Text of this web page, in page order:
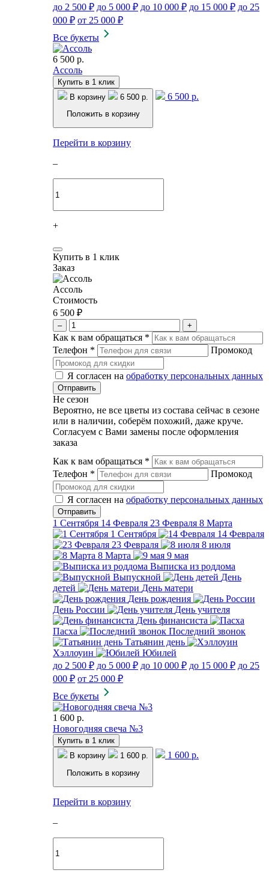
до 2 500 ₽ до 5 000 ₽ до 10 000 ₽ до 15 000 ₽ до 25
000 ₽ от 25 000 ₽
Все букеты
6 500 р.
Ассоль
Купить в 1 клик
В корзину
6 500 р.
Положить в корзину
6 500 р.
Перейти в корзину
–
+
Купить в 1 клик
Заказ
Ассоль
Стоимость
6 500 ₽
– +
Как к вам обращаться *
Телефон * Промокод
Я согласен на обработку персональных данных
Не сезон
Вероятно, не все цветы из состава сейчас в сезоне
или в наличии, соберём похожий, даже круче.
Согласуем с Вами замены после оформления
заказа
Как к вам обращаться *
Телефон * Промокод
Я согласен на обработку персональных данных
1 Сентября 14 Февраля 23 Февраля 8 Марта
1 Сентября
14 Февраля
23 Февраля
8 июля
8 Марта
9 мая
Выписка из роддома
Выпускной
День
детей
День матери
День рождения
День России
День учителя
День финансиста
Пасха
Последний звонок
Татьянин день
Хэллоуин
Юбилей
до 2 500 ₽ до 5 000 ₽ до 10 000 ₽ до 15 000 ₽ до 25
000 ₽ от 25 000 ₽
Все букеты
1 600 р.
Новогодняя свеча №3
Купить в 1 клик
В корзину
1 600 р.
Положить в корзину
1 600 р.
Перейти в корзину
–